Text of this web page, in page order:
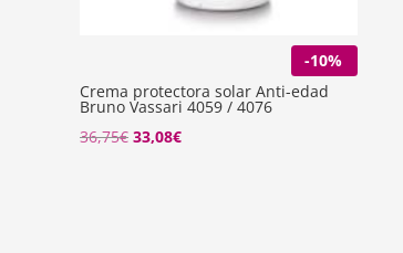
-10%
Crema protectora solar Anti-edad
Bruno Vassari 4059 / 4076
36,75€ El
33,08€El